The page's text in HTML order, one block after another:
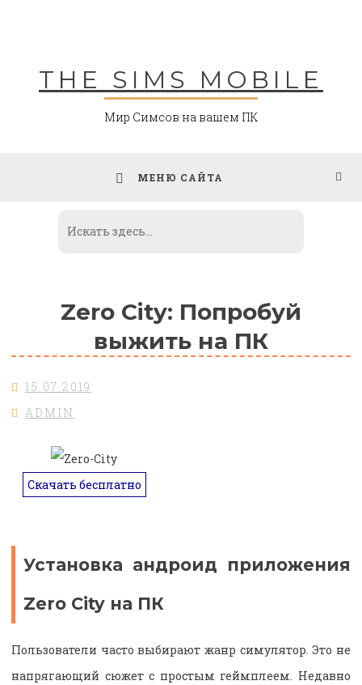
THE SIMS MOBILE
Мир Симсов на вашем ПК
МЕНЮ САЙТА
Zero City: Попробуй
выжить на ПК
15.07.2019
ADMIN
Скачать бесплатно
Установка андроид приложения
Zero City на ПК
Пользователи часто выбирают жанр симулятор. Это не
напрягающий сюжет с простым геймплеем. Недавно